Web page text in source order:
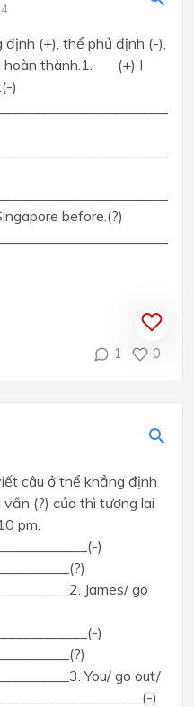
(+), thể phủ định (-),
hoàn thành.1. (+) I
)
before.(?)
1 0
câu ở thể khẳng định
(?) của thì tương lai
pm.
)
James/ go
)
You/ go out/
)